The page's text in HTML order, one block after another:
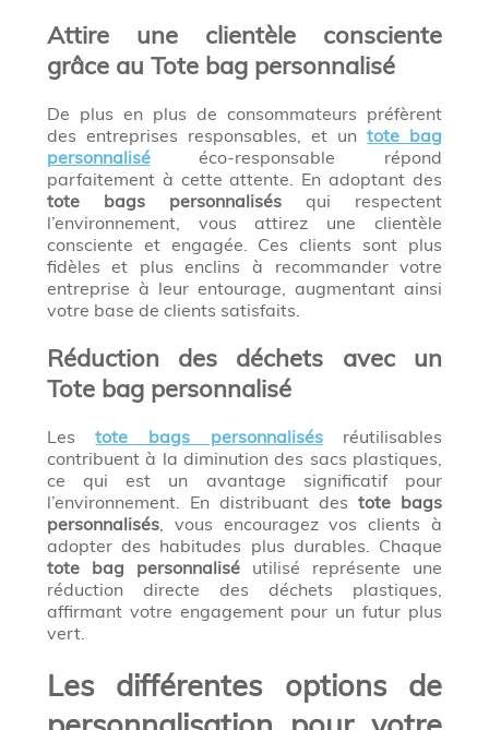
Attire une clientèle consciente
grâce au Tote bag personnalisé
De plus en plus de consommateurs préfèrent
des entreprises responsables, et untote bag
personnalisééco-responsable répond
parfaitement à cette attente. En adoptant des
tote bags personnalisés qui respectent
l’environnement, vous attirez une clientèle
consciente et engagée. Ces clients sont plus
fidèles et plus enclins à recommander votre
entreprise à leur entourage, augmentant ainsi
votre base de clients satisfaits.
Réduction des déchets avec un
Tote bag personnalisé
Lestote bags personnalisésréutilisables
contribuent à la diminution des sacs plastiques,
ce qui est un avantage significatif pour
l’environnement. En distribuant destote bags
personnalisés, vous encouragez vos clients à
adopter des habitudes plus durables. Chaque
tote bag personnaliséutilisé représente une
réduction directe des déchets plastiques,
affirmant votre engagement pour un futur plus
vert.
Les différentes options de